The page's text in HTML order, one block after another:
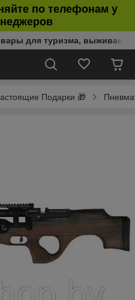
по телефонам у
для туризма,
Подарки 🎁